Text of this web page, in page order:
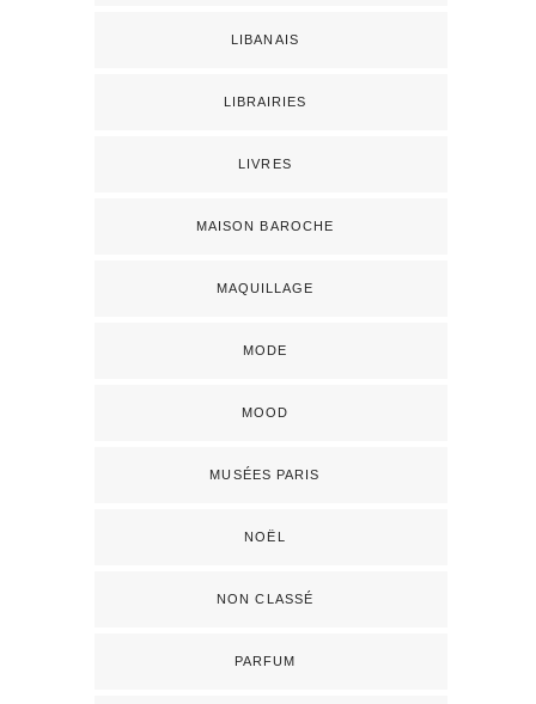
LIBANAIS
LIBRAIRIES
LIVRES
MAISON BAROCHE
MAQUILLAGE
MODE
MOOD
MUSÉES PARIS
NOËL
NON CLASSÉ
PARFUM